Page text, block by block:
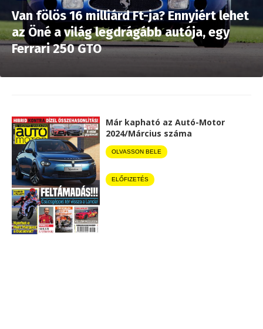
Van fölös 16 milliárd Ft-ja? Ennyiért lehet
az Öné a világ legdrágább autója, egy
Ferrari 250 GTO
Már kapható az Autó-Motor
2024/Március száma
OLVASSON BELE
ELŐFIZETÉS